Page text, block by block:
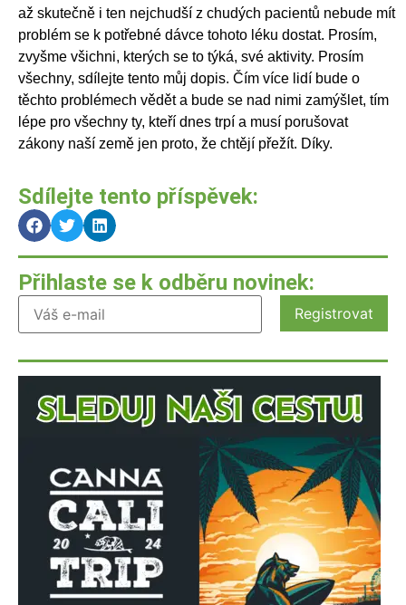
až skutečně i ten nejchudší z chudých pacientů nebude mít
problém se k potřebné dávce tohoto léku dostat. Prosím,
zvyšme všichni, kterých se to týká, své aktivity. Prosím
všechny, sdílejte tento můj dopis. Čím více lidí bude o
těchto problémech vědět a bude se nad nimi zamýšlet, tím
lépe pro všechny ty, kteří dnes trpí a musí porušovat
zákony naší země jen proto, že chtějí přežít. Díky.
Sdílejte tento příspěvek:
Přihlaste se k odběru novinek: